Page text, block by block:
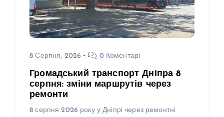
8 Серпня, 2026 0 Коментарі
Громадський транспорт Дніпра 8
серпня: зміни маршрутів через
ремонти
8 серпня 2026 року у Дніпрі через ремонтні